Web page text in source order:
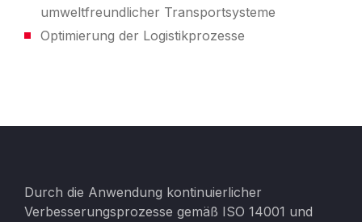
umweltfreundlicher Transportsysteme
Optimierung der Logistikprozesse
Durch die Anwendung kontinuierlicher
Verbesserungsprozesse gemäß ISO 14001 und